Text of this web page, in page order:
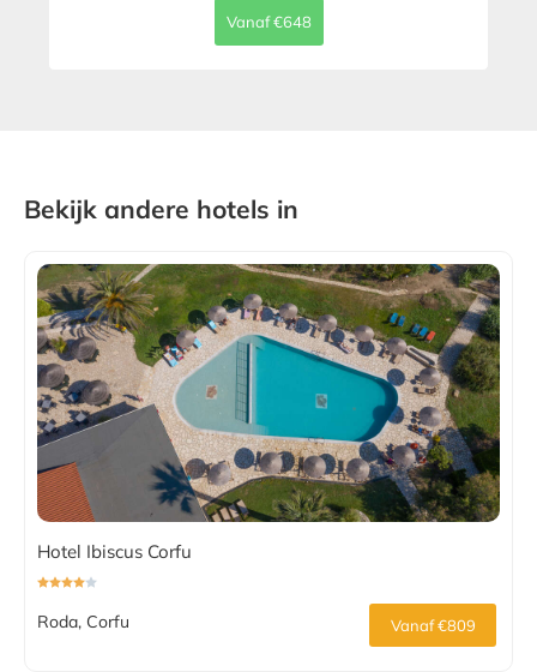
Vanaf €648
Bekijk andere hotels in
Hotel Ibiscus Corfu
Roda, Corfu Vanaf €809